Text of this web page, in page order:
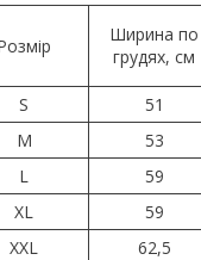
Ширина по
грудях, см
S 51
M
53
L
59
XL
59
XXL
62,5